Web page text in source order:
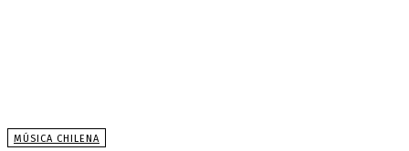
MÚSICA CHILENA